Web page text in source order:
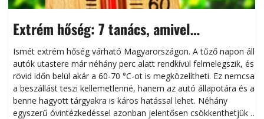
Extrém hőség: 7 tanács, amivel
megóvhatjuk autónkat a nyári károktól
Ismét extrém hőség várható Magyarországon. A tűző napon álló
autók utastere már néhány perc alatt rendkívül felmelegszik, és
rövid időn belül akár a 60-70 °C-ot is megközelítheti. Ez nemcsak
a beszállást teszi kellemetlenné, hanem az autó állapotára és a
benne hagyott tárgyakra is káros hatással lehet. Néhány
egyszerű óvintézkedéssel azonban jelentősen csökkenthetjük a